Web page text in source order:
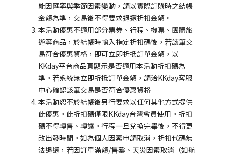
能因匯率與季節因素變動，請以實際訂購時之結帳
金額為準，交易後不得要求退還折扣金額。
本活動優惠不適用部分票券、行程、機票、團體旅
遊等商品，於結帳時輸入指定折扣碼後，若該筆交
易符合優惠資格，即可立即折抵訂單金額，以
KKday平台商品頁顯示是否適用本活動折扣碼為
準。若系統無立即折抵訂單金額，請洽KKday客服
中心確認該筆交易是否符合優惠資格
本活動恕不於結帳後另行要求以任何其他方式提供
此優惠。此折扣碼僅限KKday台灣會員使用。折扣
碼不得轉售、轉讓。行程一旦兌換完畢後，不得更
改出發時間。如為個人因素申請取消，折扣代碼無
法退還，若因訂單滿額/售罄、天災因素取消（如航